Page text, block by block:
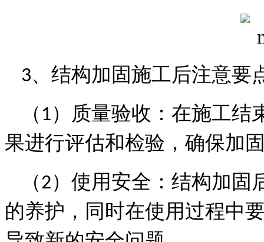
3、 结构加固施工后注意要
（ 1）质量验收：在施工结
果进行评估和检验，确保加
（2）使用安全：结构加固
的养护，同时在使用过程中